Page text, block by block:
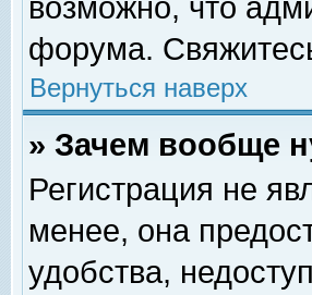
возможно, что
форума.
Вернуться наверх
» Зачем вообще
Регистрация не
менее, она
удобства,